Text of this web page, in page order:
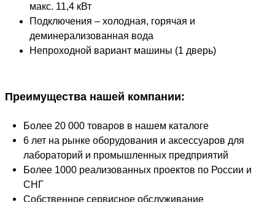
макс. 11,4 кВт
Подключения – холодная, горячая и
деминерализованная вода
Непроходной вариант машины (1 дверь)
Преимущества нашей компании:
Более 20 000 товаров в нашем каталоге
6 лет на рынке оборудования и аксессуаров для
лабораторий и промышленных предприятий
Более 1000 реализованных проектов по России и
СНГ
Собственное сервисное обслуживание